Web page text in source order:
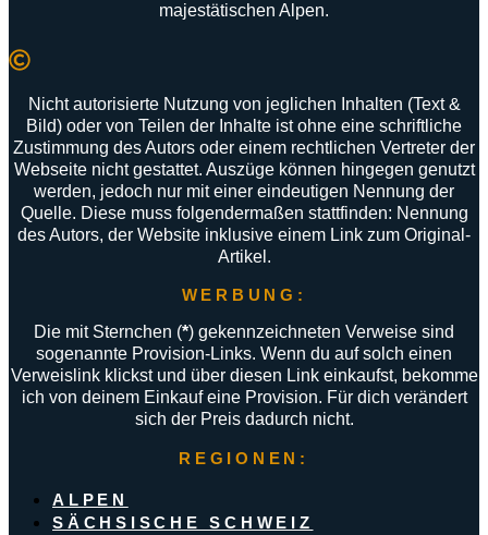
majestätischen Alpen.
Nicht autorisierte Nutzung von jeglichen Inhalten (Text &
Bild) oder von Teilen der Inhalte ist ohne eine schriftliche
Zustimmung des Autors oder einem rechtlichen Vertreter der
Webseite nicht gestattet. Auszüge können hingegen genutzt
werden, jedoch nur mit einer eindeutigen Nennung der
Quelle. Diese muss folgendermaßen stattfinden: Nennung
des Autors, der Website inklusive einem Link zum Original-
Artikel.
WERBUNG:
Die mit Sternchen (*) gekennzeichneten Verweise sind
sogenannte Provision-Links. Wenn du auf solch einen
Verweislink klickst und über diesen Link einkaufst, bekomme
ich von deinem Einkauf eine Provision. Für dich verändert
sich der Preis dadurch nicht.
REGIONEN:
ALPEN
SÄCHSISCHE SCHWEIZ